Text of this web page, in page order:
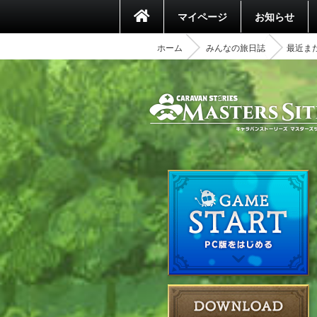
マイページ お知らせ
ホーム みんなの旅日誌 最近ま